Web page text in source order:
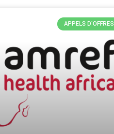
APPELS D'OFFRES